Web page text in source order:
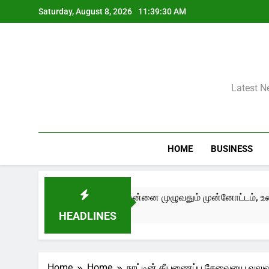
to
Saturday, August 8, 2026 11:39:31 AM
Latest
HOME BUSINESS
HEADLINES
Edition III) சென்னை முழுவதும் முன்னோட்டம், உரையாடல்கள்